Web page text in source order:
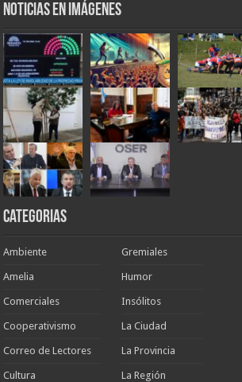
Noticias en Imágenes
Categorias
Ambiente
Amelia
Comerciales
Cooperativismo
Correo de Lectores
Cultura
Gremiales
Humor
Insólitos
La Ciudad
La Provincia
La Región